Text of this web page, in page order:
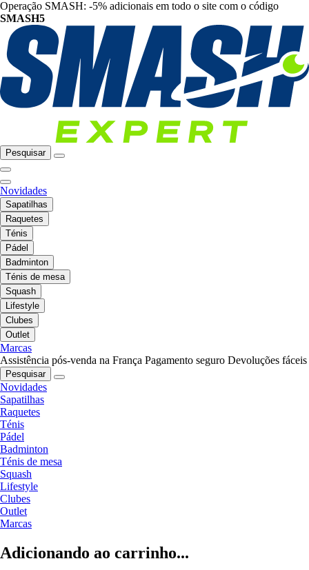
Operação SMASH: -5% adicionais em todo o site com o código
SMASH5
Pesquisar
Novidades
Sapatilhas
Raquetes
Ténis
Pádel
Badminton
Ténis de mesa
Squash
Lifestyle
Clubes
Outlet
Marcas
Assistência pós-venda na França Pagamento seguro Devoluções fáceis
Pesquisar
Novidades
Sapatilhas
Raquetes
Ténis
Pádel
Badminton
Ténis de mesa
Squash
Lifestyle
Clubes
Outlet
Marcas
Adicionando ao carrinho...